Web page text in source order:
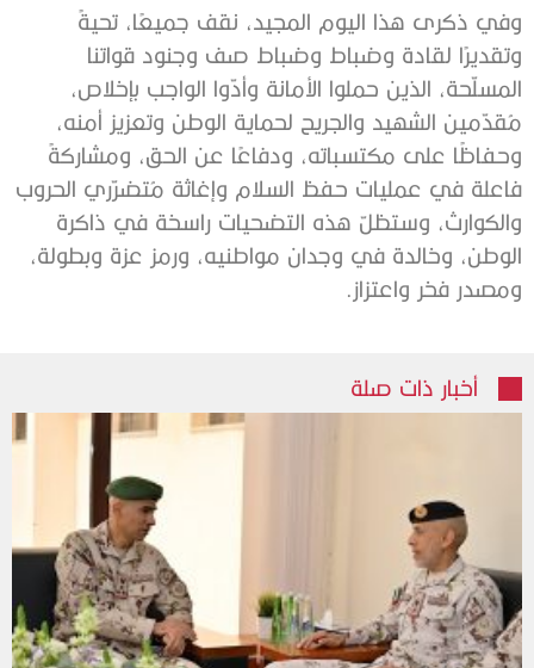
وفي ذكرى هذا اليوم المجيد، نقف جميعًا، تحيةً
وتقديرًا لقادة وضباط وضباط صف وجنود قواتنا
المسلّحة، الذين حملوا الأمانة وأدّوا الواجب بإخلاص،
مُقدّمين الشهيد والجريح لحماية الوطن وتعزيز أمنه،
وحفاظًا على مكتسباته، ودفاعًا عن الحق، ومشاركةً
فاعلة في عمليات حفظ السلام وإغاثة مُتضرّري الحروب
والكوارث، وستظلّ هذه التضحيات راسخة في ذاكرة
الوطن، وخالدة في وجدان مواطنيه، ورمز عزة وبطولة،
ومصدر فخر واعتزاز.
أخبار ذات صلة